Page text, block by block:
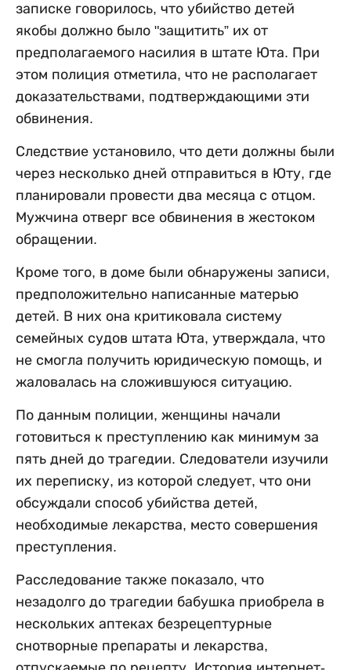
записке говорилось, что убийство детей
якобы должно было "защитить” их от
предполагаемого насилия в штате Юта. При
этом полиция отметила, что не располагает
доказательствами, подтверждающими эти
обвинения.
Следствие установило, что дети должны были
через несколько дней отправиться в Юту, где
планировали провести два месяца с отцом.
Мужчина отверг все обвинения в жестоком
обращении.
Кроме того, в доме были обнаружены записи,
предположительно написанные матерью
детей. В них она критиковала систему
семейных судов штата Юта, утверждала, что
не смогла получить юридическую помощь, и
жаловалась на сложившуюся ситуацию.
По данным полиции, женщины начали
готовиться к преступлению как минимум за
пять дней до трагедии. Следователи изучили
их переписку, из которой следует, что они
обсуждали способ убийства детей,
необходимые лекарства, место совершения
преступления.
Расследование также показало, что
незадолго до трагедии бабушка приобрела в
нескольких аптеках безрецептурные
снотворные препараты и лекарства,